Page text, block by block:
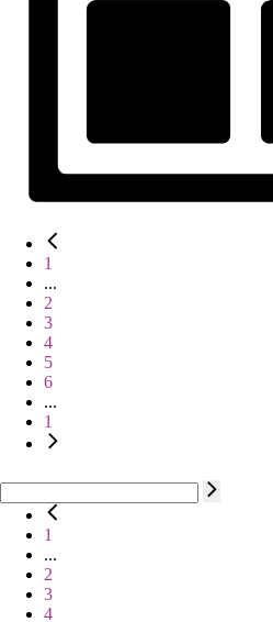
1
...
2
3
4
5
6
...
1
1
...
2
3
4